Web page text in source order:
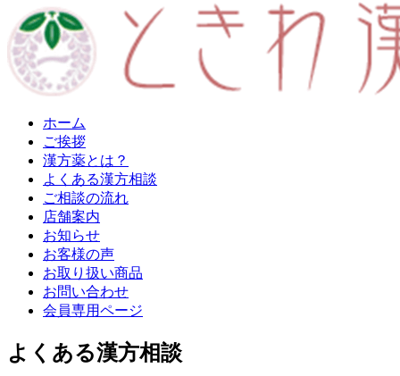
ホーム
ご挨拶
漢方薬とは？
よくある漢方相談
ご相談の流れ
店舗案内
お知らせ
お客様の声
お取り扱い商品
お問い合わせ
会員専用ページ
よくある漢方相談